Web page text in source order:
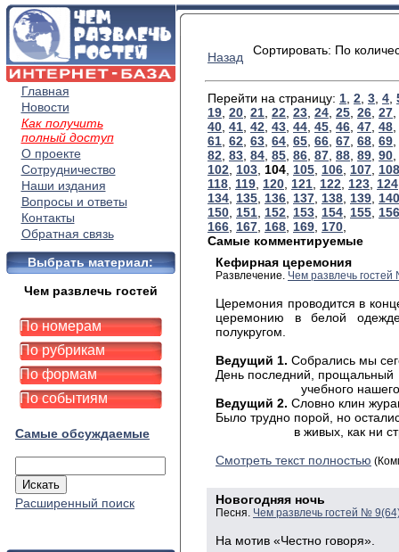
Главная
Новости
Как получить
полный доступ
О проекте
Сотрудничество
Наши издания
Вопросы и ответы
Контакты
Обратная связь
Выбрать материал:
Чем развлечь гостей
По номерам
По рубрикам
По формам
По событиям
Самые обсуждаемые
Расширенный поиск
Назад Сортировать: По
Перейти на страницу: 1 2 3 4
19 20 21 22 23 24 25 26 27
40 41 42 43 44 45 46 47 48
61 62 63 64 65 66 67 68 69
82 83 84 85 86 87 88 89 90
102 103 104 105 106 107 108
118 119 120 121 122 123 124
134 135 136 137 138 139 140
150 151 152 153 154 155 156
166 167 168 169 170
Самые комментируемые
Кефирная церемония
Развлечение. Чем развлечь
Церемония проводится в
церемонию в белой
полукругом.
Ведущий 1. Собрались мы
День последний, прощальный
учебного
Ведущий 2. Словно клин
Было трудно порой, но
в живых, как ни
Смотреть текст полностью
Новогодняя ночь
Песня. Чем развлечь гостей №
На мотив «Честно говоря».